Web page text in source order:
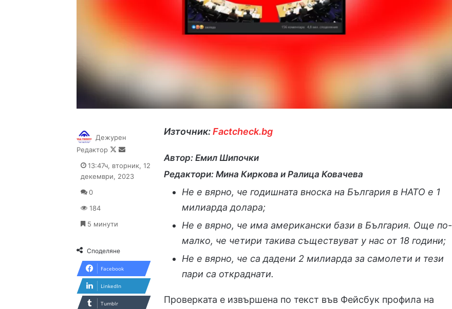
Източник:Factcheck.bg
Автор: Емил Шипочки
Редактори: Мина Киркова и Ралица Ковачева
Не е вярно, че годишната вноска на България в НАТО е 1
милиарда долара;
Не е вярно, че има американски бази в България. Още по-
малко, че четири такива съществуват у нас от 18 години;
Не е вярно, че са дадени 2 милиарда за самолети и тези
пари са откраднати.
Проверката е извършена по текст във Фейсбук профила на
Дежурен
Редактор
Follow
X
Send
email
13:47ч, вторник, 12
декември, 2023
0
184
5 минути
Споделяне
Facebook
LinkedIn
Tumblr